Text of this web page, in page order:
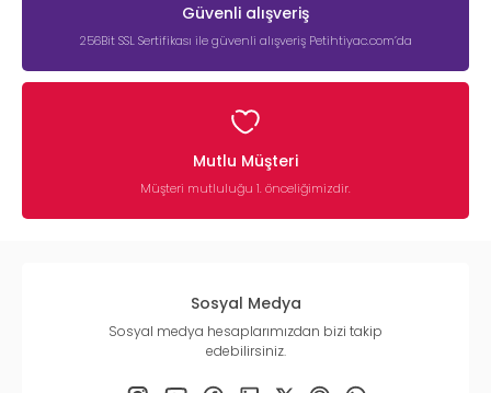
Güvenli alışveriş
256Bit SSL Sertifikası ile güvenli alışveriş Petihtiyac.com’da
Mutlu Müşteri
Müşteri mutluluğu 1. önceliğimizdir.
Sosyal Medya
Sosyal medya hesaplarımızdan bizi takip
edebilirsiniz.